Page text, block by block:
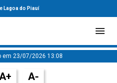
Lagoa do Piauí
em 23/07/2026 13:08
A-